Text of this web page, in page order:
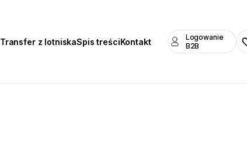
Transfer z lotniskaSpis treściKontakt
Logowanie
B2B